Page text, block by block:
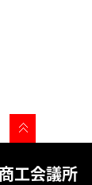
工会議所